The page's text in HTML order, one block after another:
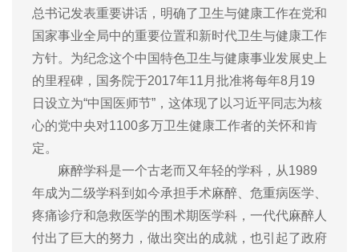
总书记发表重要讲话，明确了卫生与健康工作在党和
国家事业全局中的重要位置和新时代卫生与健康工作
方针。为纪念这个中国特色卫生与健康事业发展史上
的里程碑，国务院于2017年11月批准将每年8月19
日设立为“中国医师节”，这体现了以习近平同志为核
心的党中央对1100多万卫生健康工作者的关怀和肯
定。
麻醉学科是一个古老而又年轻的学科，从1989
年成为二级学科到如今承担手术麻醉、危重病医学、
疼痛诊疗和急救医学的围术期医学科，一代代麻醉人
付出了巨大的努力，做出突出的成就，也引起了政府